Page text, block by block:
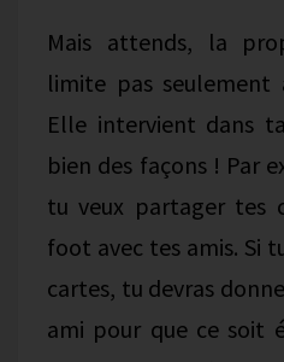
Mais attends, la
limite pas seulement
Elle intervient dans
bien des façons ! Par
tu veux partager tes
foot avec tes amis. Si
cartes, tu devras
ami pour que ce soit